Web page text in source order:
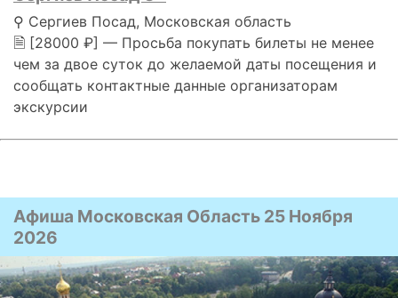
⚲ Сергиев Посад, Московская область
🗎 [28000 ₽] — Просьба покупать билеты не менее
чем за двое суток до желаемой даты посещения и
сообщать контактные данные организаторам
экскурсии
Афиша Московская Область 25 Ноября
2026